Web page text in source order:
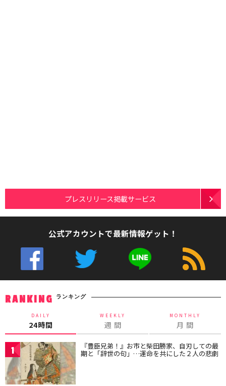
プレスリリース掲載サービス
公式アカウントで最新情報ゲット！
RANKING ランキング
DAILY
24時間
WEEKLY
週 間
MONTHLY
月 間
1 『豊臣兄弟！』お市と柴田勝家、自刃しての最
期と「辞世の句」…運命を共にした２人の悲劇